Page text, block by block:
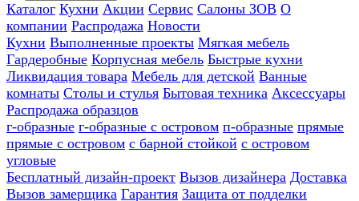
Каталог Кухни Акции Сервис Салоны ЗОВ О
компании Распродажа Новости
Кухни Выполненные проекты Мягкая мебель
Гардеробные Корпусная мебель Быстрые кухни
Ликвидация товара Мебель для детской Ванные
комнаты Столы и стулья Бытовая техника Аксессуары
Распродажа образцов
г-образные г-образные с островом п-образные прямые
прямые с островом с барной стойкой с островом
угловые
Бесплатный дизайн-проект Вызов дизайнера Доставка
Вызов замерщика Гарантия Защита от подделки